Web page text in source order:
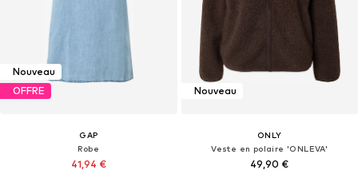
Nouveau
OFFRE
GAP
Robe
41,94 €
Nouveau
ONLY
Veste en polaire 'ONLEVA'
49,90 €